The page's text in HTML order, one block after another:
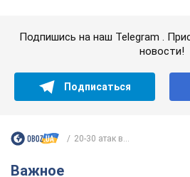
Супруга тяжелобольного